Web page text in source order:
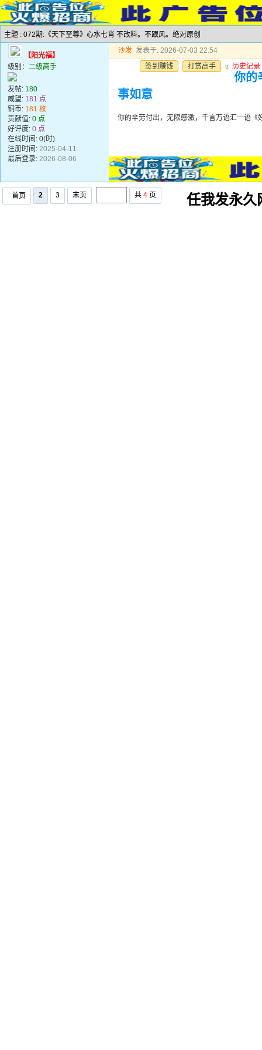
主题 : 072期:《天下至尊》心水七肖 不改料。不跟风。绝对原创
【阳光福】
级别： 二级高手
发帖: 180
威望: 181 点
铜币: 181 枚
贡献值: 0 点
好评度: 0 点
在线时间: 0(时)
注册时间: 2025-04-11
最后登录: 2026-08-06
沙发 发表于: 2026-07-03 22:54
签到赚钱
打赏高手 u 历史记录
你的
事如意
你的辛劳付出，无限感激，千言万语汇一语《
首页 2 3 末页 共 4 页 任我发永久